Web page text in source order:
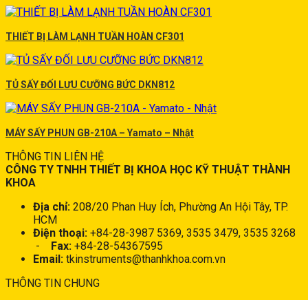
THIẾT BỊ LÀM LẠNH TUẦN HOÀN CF301
TỦ SẤY ĐỐI LƯU CƯỠNG BỨC DKN812
MÁY SẤY PHUN GB-210A – Yamato – Nhật
THÔNG TIN LIÊN HỆ
CÔNG TY TNHH THIẾT BỊ KHOA HỌC KỸ THUẬT THÀNH
KHOA
Địa chỉ: 208/20 Phan Huy Ích, Phường An Hội Tây, TP.
HCM
Điện thoại: +84-28-3987 5369, 3535 3479, 3535 3268
-
Fax: +84-28-54367595
Email: tkinstruments@thanhkhoa.com.vn
THÔNG TIN CHUNG